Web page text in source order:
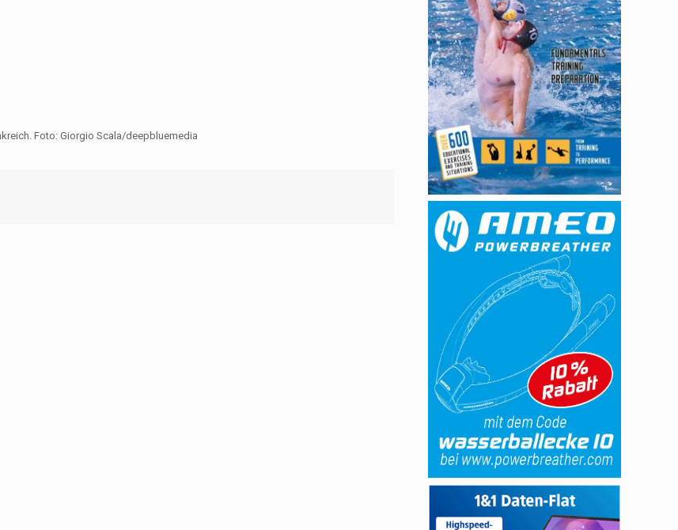
Foto: Giorgio Scala/deepbluemedia